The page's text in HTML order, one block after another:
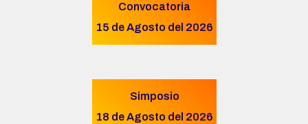
Convocatoria
15 de Agosto del 2026
Simposio
18 de Agosto del 2026